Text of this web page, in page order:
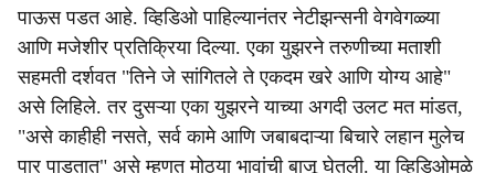
पाऊस पडत आहे. व्हिडिओ पाहिल्यानंतर नेटीझन्सनी वेगवेगळ्या
आणि मजेशीर प्रतिक्रिया दिल्या. एका युझरने तरुणीच्या मताशी
सहमती दर्शवत "तिने जे सांगितले ते एकदम खरे आणि योग्य आहे"
असे लिहिले. तर दुसऱ्या एका युझरने याच्या अगदी उलट मत मांडत,
"असे काहीही नसते, सर्व कामे आणि जबाबदाऱ्या बिचारे लहान मुलेच
पार पाडतात" असे म्हणत मोठ्या भावांची बाजू घेतली. या व्हिडिओमुळे